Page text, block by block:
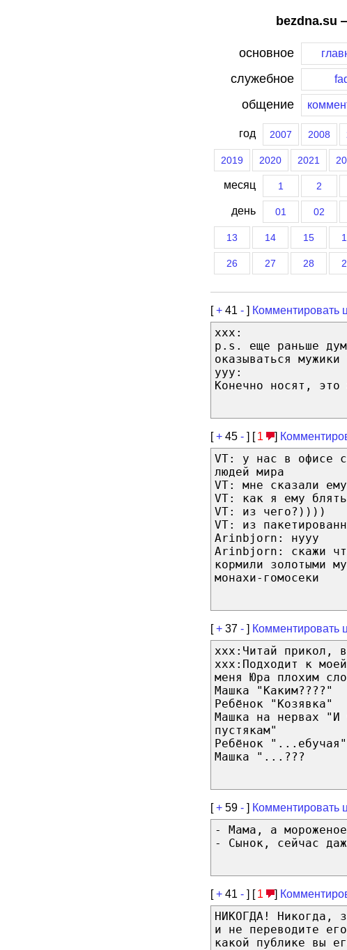
bezdna.su
основное
служебное
общение
год 2007 2008
2019 2020 2021
месяц 1 2
день 01 02
13 14 15
26 27 28
[+ 41 - ] Комментировать
xxx:
p.s. еще раньше
оказываться
yyy:
Конечно носят, это
[+ 45 - ] [ 1 ]
VT: у нас в офисе
людей мира
VT: мне сказали
VT: как я ему
VT: из чего?))))
VT: из
Arinbjorn: нууу
Arinbjorn: скажи
кормили золотыми
монахи-гомосеки
[+ 37 - ] Комментировать
xxx:Читай прикол,
xxx:Подходит к
меня Юра плохим
Машка "Каким????"
Ребёнок "Козявка"
Машка на нервах "И
пустякам"
Ребёнок "...ебучая"
Машка "...???
[+ 59 - ] Комментировать
- Мама, а
- Сынок, сейчас
[+ 41 - ] [ 1 ]
НИКОГДА! Никогда,
и не переводите
какой публике вы